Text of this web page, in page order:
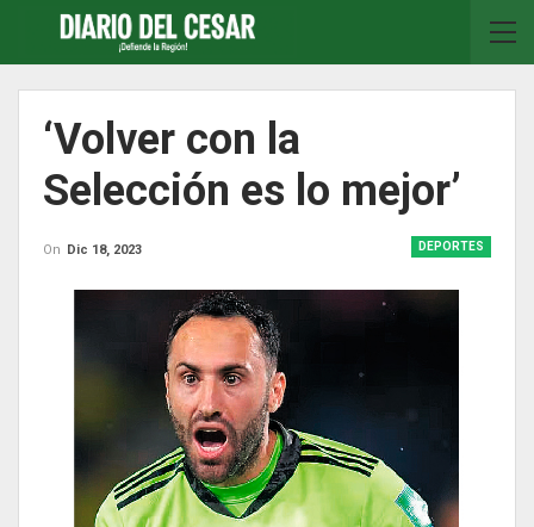
‘Volver con la
Selección es lo mejor’
DEPORTES
On Dic 18, 2023